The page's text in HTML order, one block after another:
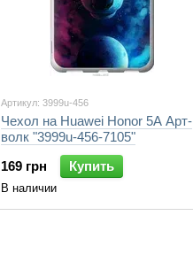
Артикул: 3999u-456
Чехол на Huawei Honor 5A Арт-
волк "3999u-456-7105"
169 грн
Купить
В наличии